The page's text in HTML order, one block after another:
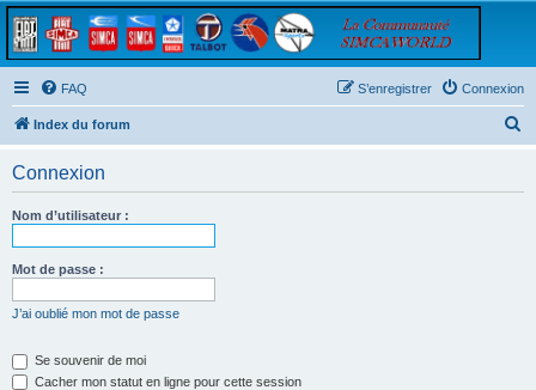
FAQ Connexion
S’enregistrer
Index du forum
Connexion
Nom d’utilisateur :
Mot de passe :
J’ai oublié mon mot de passe
Se souvenir de moi
Cacher mon statut en ligne pour cette session